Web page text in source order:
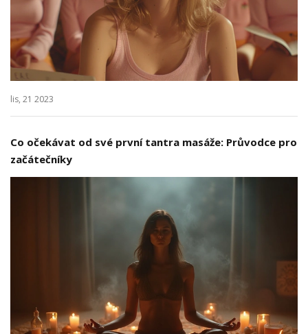
lis, 21 2023
Co očekávat od své první tantra masáže: Průvodce pro
začátečníky